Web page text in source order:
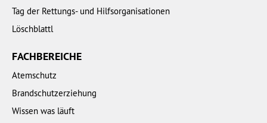
Tag der Rettungs- und Hilfsorganisationen
Löschblattl
FACHBEREICHE
Atemschutz
Brandschutzerziehung
Wissen was läuft